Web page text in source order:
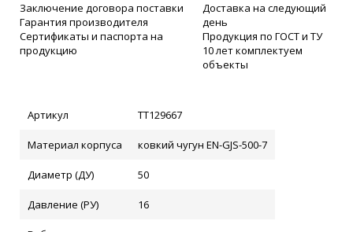
Заключение договора поставки
Гарантия производителя
Сертификаты и паспорта на
продукцию
Доставка на следующий
день
Продукция по ГОСТ и ТУ
10 лет комплектуем
объекты
Артикул ТТ129667
Материал корпуса ковкий чугун EN-GJS-500-7
Диаметр (ДУ) 50
Давление (РУ) 16